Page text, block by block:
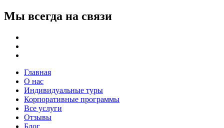
Мы всегда на связи
Главная
О нас
Индивидуальные туры
Корпоративные программы
Все услуги
Отзывы
Блог